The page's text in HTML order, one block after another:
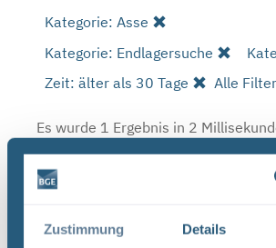
Zustimmung Details
Kategorie: Asse
Kategorie: Endlagersuche
Zeit: älter als 30 Tage
Alle
Es wurde 1 Ergebnis in 2
Zeige Ergebnisse 1 bis 1 von 1.
Ergebnisse pro Seite:
1